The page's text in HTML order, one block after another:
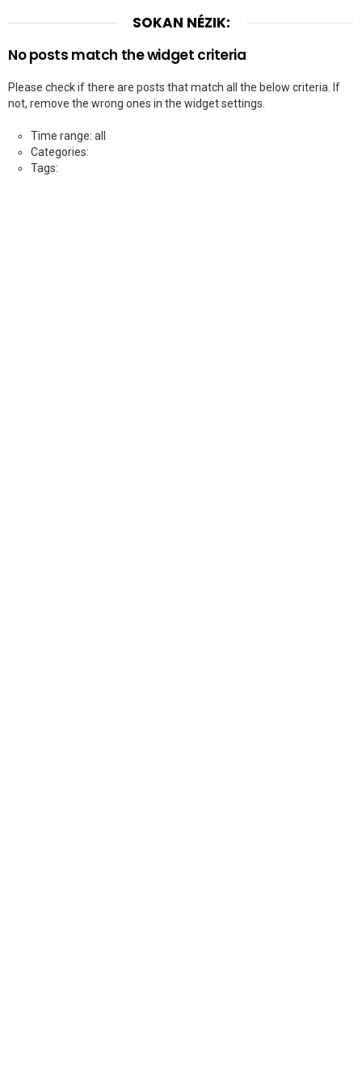
SOKAN NÉZIK:
No posts match the widget criteria
Please check if there are posts that match all the below criteria. If
not, remove the wrong ones in the widget settings.
Time range: all
Categories:
Tags: